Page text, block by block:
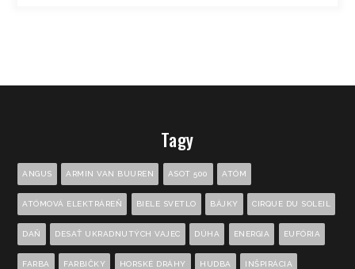
Tagy
ANGUS ARMIN VAN BUUREN ASOT 500 ATÓM
ATÓMOVÁ ELEKTRÁREŇ BIELE SVETLO BÁJKY CIRQUE DU SOLEIL
DAŇ DESAŤ UKRADNUTÝCH VAJEC DÚHA ENERGIA EUFÓRIA
FARBA FARBIČKY HORSKÉ DRÁHY HUDBA INŠPIRÁCIA